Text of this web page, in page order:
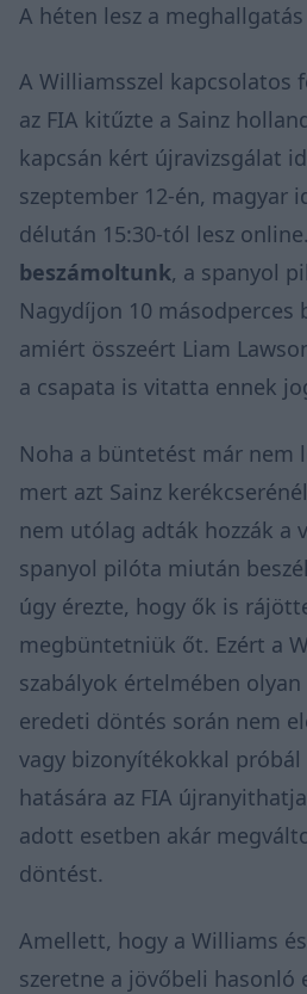
A héten lesz a meghallgatás
A Williamsszel kapcsolatos
az FIA kitűzte a Sainz
kapcsán kért újravizsgálat
szeptember 12-én, magyar
délután 15:30-tól lesz
beszámoltunk, a spanyol
Nagydíjon 10
amiért összeért Liam
a csapata is vitatta ennek
Noha a büntetést már nem
mert azt Sainz
nem utólag adták hozzák a
spanyol pilóta miután
úgy érezte, hogy ők is
megbüntetniük őt. Ezért a
szabályok értelmében olyan
eredeti döntés során nem
vagy bizonyítékokkal
hatására az FIA
adott esetben akár
döntést.
Amellett, hogy a Williams
szeretne a jövőbeli hasonló